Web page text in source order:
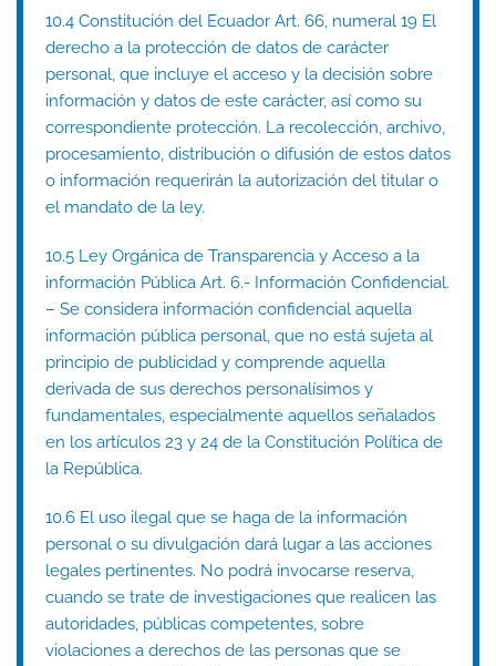
10.4 Constitución del Ecuador Art. 66, numeral 19 El
derecho a la protección de datos de carácter
personal, que incluye el acceso y la decisión sobre
información y datos de este carácter, así como su
correspondiente protección. La recolección, archivo,
procesamiento, distribución o difusión de estos datos
o información requerirán la autorización del titular o
el mandato de la ley.
10.5 Ley Orgánica de Transparencia y Acceso a la
información Pública Art. 6.- Información Confidencial.
– Se considera información confidencial aquella
información pública personal, que no está sujeta al
principio de publicidad y comprende aquella
derivada de sus derechos personalísimos y
fundamentales, especialmente aquellos señalados
en los artículos 23 y 24 de la Constitución Política de
la República.
10.6 El uso ilegal que se haga de la información
personal o su divulgación dará lugar a las acciones
legales pertinentes. No podrá invocarse reserva,
cuando se trate de investigaciones que realicen las
autoridades, públicas competentes, sobre
violaciones a derechos de las personas que se